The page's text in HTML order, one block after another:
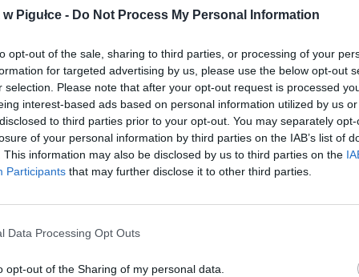
Pigułce - Do Not Process My Personal Information
opt-out of the sale, sharing to third parties, or processing of your
for targeted advertising by us, please use the below opt-out
selection. Please note that after your opt-out request is processed
interest-based ads based on personal information utilized by us
to third parties prior to your opt-out. You may separately
of your personal information by third parties on the IAB’s list of
This information may also be disclosed by us to third parties on the
Participants that may further disclose it to other third parties.
Data Processing Opt Outs
opt-out of the Sharing of my personal data.
2026 19:29
wypłata przy emeryturze od 2200 do 2700 zł
2026 19:14